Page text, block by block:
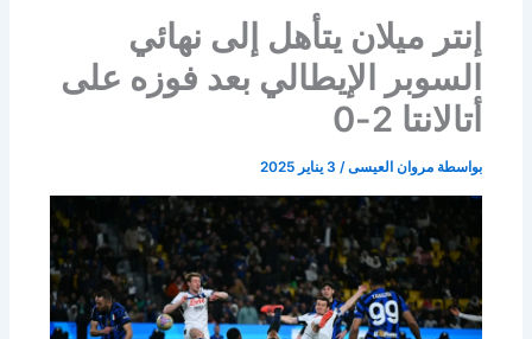
إنتر ميلان يتأهل إلى نهائي
السوبر الإيطالي بعد فوزه على
أتالانتا 2-0
بواسطة مروان العيسى/ 3 يناير 2025